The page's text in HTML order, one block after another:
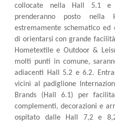
collocate nella Hall 5.1
prenderanno posto
estremamente schematico ed
di orientarsi con grande
Hometextile e Outdoor &
molti punti in comune,
adiacenti Hall 5.2 e 6.2.
vicini al padiglione
Brands (Hall 6.1) per
complementi, decorazioni e
ospitato dalle Hall 7,2 e